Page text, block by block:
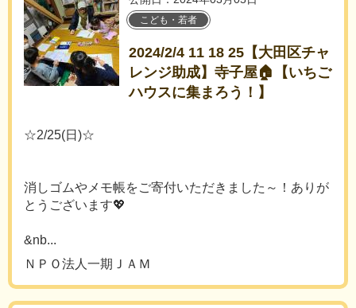
こども・若者
2024/2/4 11 18 25【大田区チャ
レンジ助成】寺子屋🏠【いちご
ハウスに集まろう！】
☆2/25(日)☆
消しゴムやメモ帳をご寄付いただきました～！ありが
とうございます💖
&nb...
ＮＰＯ法人一期ＪＡＭ